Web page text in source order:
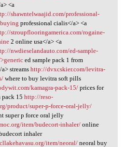
<a
shawntelwaajid.com/professional-
professional cialis</a> <a
stroupflooringamerica.com/rogaine-
2 online usa</a> <a
nwdieselandauto.com/ed-sample-
ed sample pack 1 from
streams http://dvxcskier.com/levitra-
where to buy levitra soft pills
kamagra-pack-15/prices for
pack 15 http://reso-
product/super-p-force-oral-jelly/
super p force oral jelly
item/budecort-inhaler/online
inhaler
item/neoral/neoral buy